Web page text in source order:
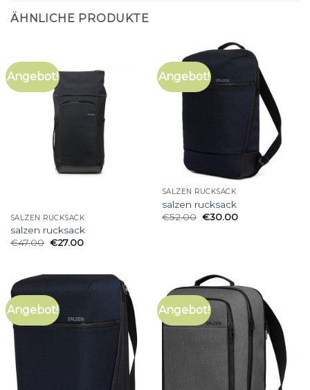
ÄHNLICHE PRODUKTE
Angebot!
SALZEN RUCKSACK
salzen rucksack
€47.00 €27.00
Angebot!
SALZEN RUCKSACK
salzen rucksack
€52.00 €30.00
Angebot! Angebot!